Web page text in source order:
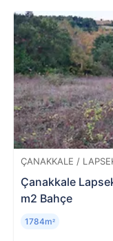
aracılığıyla
sonucunda tapu
ipotek, haciz,
metrekaresini,
öğrenmek
ÇANAKKALE /
Çanakkale
m2 Bahçe
1784m²